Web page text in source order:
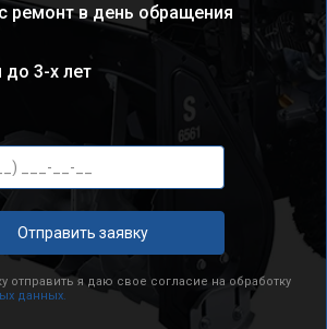
ремонт в день обращения
до 3-х лет
Отправить заявку
отправить я даю свое согласие на обработку
данных.